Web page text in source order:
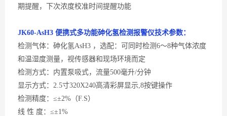
期提醒，下次浓度校准时间提醒功能
JK60-AsH3 便携式多功能砷化氢检测报警仪技术参数：
检测气体：砷化氢AsH3 ，选配：可同时检测6～8种气体浓度
和温湿度测量，视传感器和现场环境而定
检测方式：内置泵吸式，流量500毫升/分钟
显示方式： 2.5寸320X240高清彩屏显示,8按键操作
检测精度： ≤±2%（F.S）
线 性 度：≤±1%